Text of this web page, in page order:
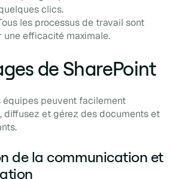
clics.
les processus de travail sont
une efficacité maximale.
de SharePoint
équipes peuvent facilement
diffusez et gérez des documents et
de la communication et